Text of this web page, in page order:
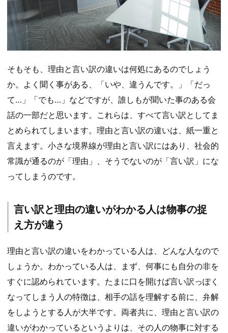
そもそも、理由と言い訳の違いは何処にあるのでしょう
か。よく聞く事がある、「いや、違うんです。」「だっ
て…」「でも…」などですが、誰しもが聞いた事のある会
話の一部だと思います。これらは、すべて言い訳としてま
とめられてしまいます。理由と言い訳の違いは、紙一重と
言えます。小さな境界線が理由と言い訳にはあり、社会的
常識が通るのが「理由」、そうでないのが「言い訳」にな
ってしまうのです。
言い訳と理由の違いがわかる人は物事の捉
え方が違う
理由と言い訳の違いをわかっている人は、どんな人なので
しょうか。わかっている人は、まず、何事にも自分の非を
すぐに認められています。たまに口を開けば言い訳っぽく
なってしまう人の特徴は、相手の話を理解する前に、弁解
をしようとする人が大半です。両者共に、理由と言い訳の
違いがわかっているというよりは、その人の物事に対する